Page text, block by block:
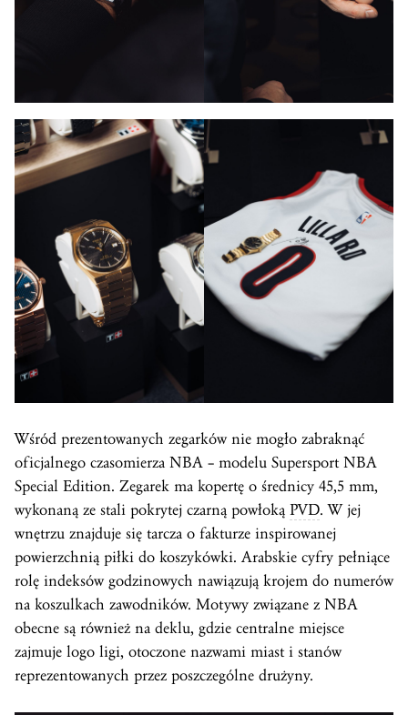
Wśród prezentowanych zegarków nie mogło zabraknąć
oficjalnego czasomierza NBA – modelu Supersport NBA
Special Edition. Zegarek ma kopertę o średnicy 45,5 mm,
wykonaną ze stali pokrytej czarną powłoką PVD. W jej
wnętrzu znajduje się tarcza o fakturze inspirowanej
powierzchnią piłki do koszykówki. Arabskie cyfry pełniące
rolę indeksów godzinowych nawiązują krojem do numerów
na koszulkach zawodników. Motywy związane z NBA
obecne są również na deklu, gdzie centralne miejsce
zajmuje logo ligi, otoczone nazwami miast i stanów
reprezentowanych przez poszczególne drużyny.